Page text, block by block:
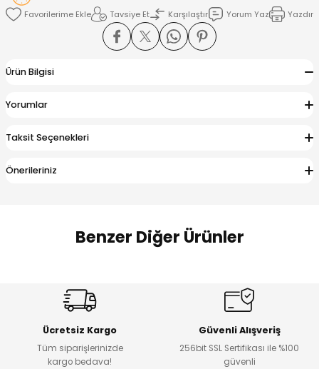
Tavsiye Et
Karşılaştır Yorum Yaz Yazdır
Ürün Bilgisi
Yorumlar
Taksit Seçenekleri
Önerileriniz
Benzer Diğer Ürünler
Dantelya Kız Çocuk Tişört
Puba Unisex Kot 3’lü Takım
Ücretsiz Kargo
Tüm siparişlerinizde
kargo bedava!
Güvenli Alışveriş
256bit SSL Sertifikası ile %100
güvenli
Elbise